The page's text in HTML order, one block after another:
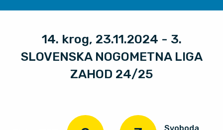
14. krog, 23.11.2024 - 3.
SLOVENSKA NOGOMETNA LIGA
ZAHOD 24/25
Svoboda